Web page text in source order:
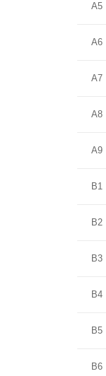
A5
A6
A7
A8
A9
B1
B2
B3
B4
B5
B6